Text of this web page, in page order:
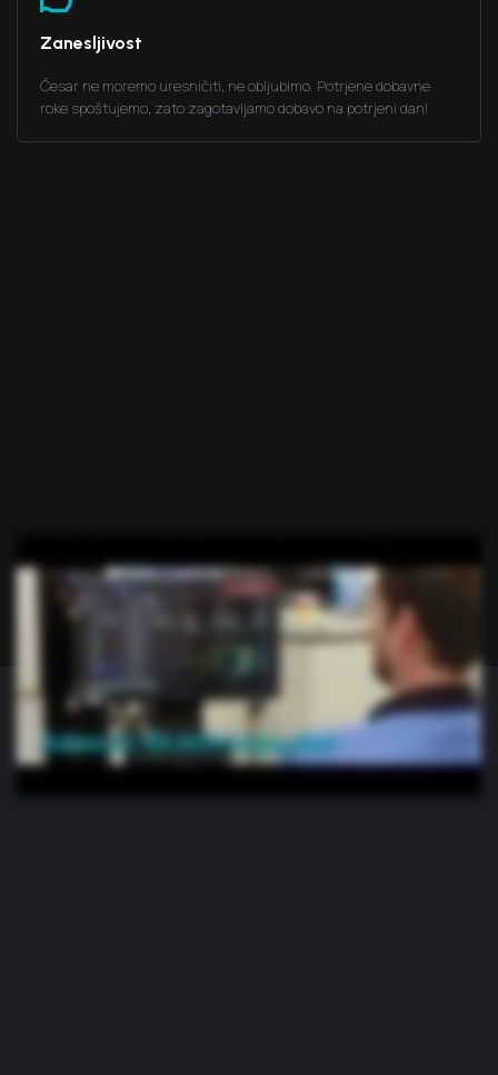
Zanesljivost
Česar ne moremo uresničiti, ne obljubimo. Potrjene dobavne
roke spoštujemo, zato zagotavljamo dobavo na potrjeni dan!